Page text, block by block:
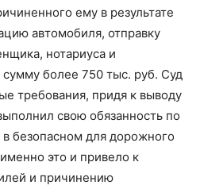
ему в результате
автомобиля, отправку
нотариуса и
более 750 тыс. руб. Суд
требования, придя к выводу
свою обязанность по
безопасном для дорожного
это и привело к
и причинению